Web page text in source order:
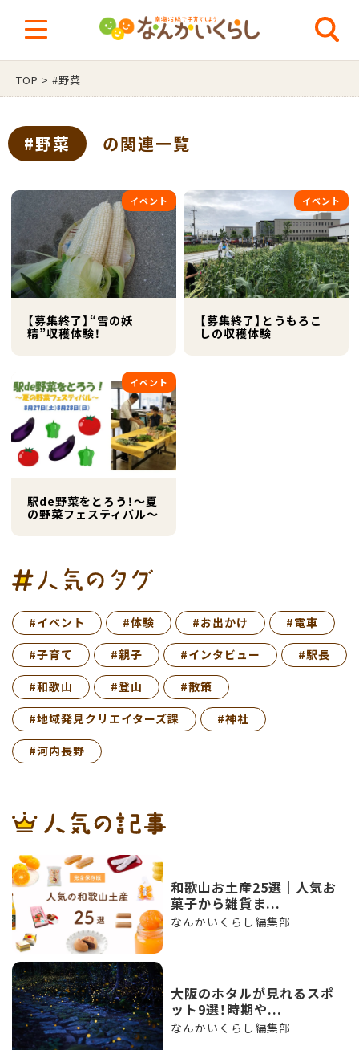
TOP > #野菜
#野菜 の関連一覧
イベント
【募集終了】“雪の妖
精”収穫体験！
イベント
【募集終了】とうもろこ
しの収穫体験
イベント
駅de野菜をとろう！～夏
の野菜フェスティバル～
#イベント #体験 #お出かけ
#電車
#子育て
#親子 #インタビュー
#駅長
#和歌山
#登山
#散策
#地域発見クリエイターズ課
#神社
#河内長野
和歌山お土産25選｜人気お
菓子から雑貨ま...
なんかいくらし編集部
大阪のホタルが見れるスポ
ット9選！時期や...
なんかいくらし編集部